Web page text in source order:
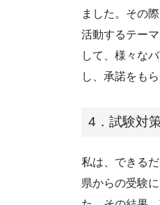
ました。その
活動するテー
して、様々な
し、承諾をも
4．試験対
私は、できる
県からの受験